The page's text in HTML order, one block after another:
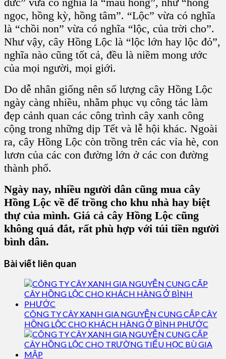
ngọc, hồng kỳ, hồng tâm”. “Lộc” vừa có nghĩa
là “chồi non” vừa có nghĩa “lộc, của trời cho”.
Như vậy, cây Hồng Lộc là “lộc lớn hay lộc đỏ”,
nghĩa nào cũng tốt cả, đều là niềm mong ước
của mọi người, mọi giới.
Do dễ nhân giống nên số lượng cây Hồng Lộc
ngày càng nhiều, nhằm phục vụ công tác làm
đẹp cảnh quan các công trình cây xanh công
cộng trong những dịp Tết và lễ hội khác. Ngoài
ra, cây Hồng Lộc còn trồng trên các vỉa hè, con
lươn của các con đường lớn ở các con đường
thành phố.
Ngày nay, nhiều người dân cũng mua cây
Hồng Lộc về để trồng cho khu nhà hay biệt
thự của mình. Giá cả cây Hồng Lộc cũng
không quá đắt, rất phù hợp với túi tiền người
bình dân.
Bài viết liên quan
CÔNG TY CÂY XANH GIA NGUYỄN CUNG CẤP CÂY
HỒNG LỘC CHO KHÁCH HÀNG Ở BÌNH PHƯỚC